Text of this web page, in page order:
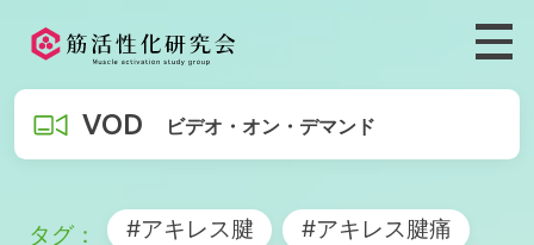
VOD ビデオ・オン・デマンド
#アキレス腱
#アキレス腱痛